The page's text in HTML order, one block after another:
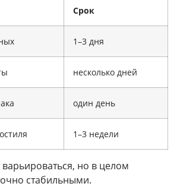
Срок
1–3 дня
несколько дней
один день
1–3 недели
варьироваться, но в целом
стабильными.